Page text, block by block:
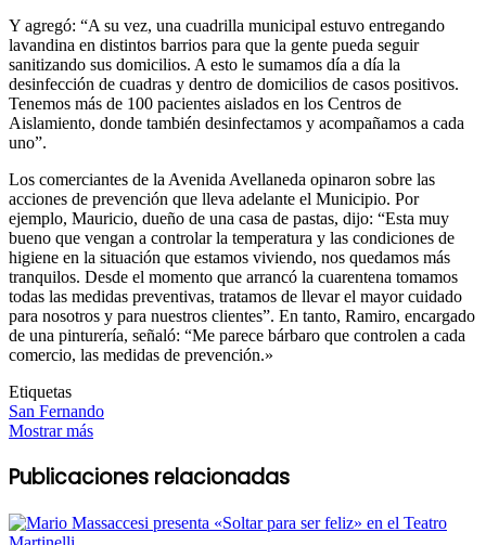
Y agregó: “A su vez, una cuadrilla municipal estuvo entregando
lavandina en distintos barrios para que la gente pueda seguir
sanitizando sus domicilios. A esto le sumamos día a día la
desinfección de cuadras y dentro de domicilios de casos positivos.
Tenemos más de 100 pacientes aislados en los Centros de
Aislamiento, donde también desinfectamos y acompañamos a cada
uno”.
Los comerciantes de la Avenida Avellaneda opinaron sobre las
acciones de prevención que lleva adelante el Municipio. Por
ejemplo, Mauricio, dueño de una casa de pastas, dijo: “Esta muy
bueno que vengan a controlar la temperatura y las condiciones de
higiene en la situación que estamos viviendo, nos quedamos más
tranquilos. Desde el momento que arrancó la cuarentena tomamos
todas las medidas preventivas, tratamos de llevar el mayor cuidado
para nosotros y para nuestros clientes”. En tanto, Ramiro, encargado
de una pinturería, señaló: “Me parece bárbaro que controlen a cada
comercio, las medidas de prevención.»
Etiquetas
San Fernando
Mostrar más
Publicaciones relacionadas